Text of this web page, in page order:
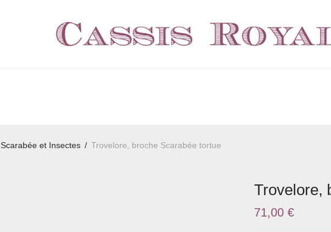
Scarabée et Insectes / Trovelore, broche Scarabée tortue
Trovelore,
71,00 €